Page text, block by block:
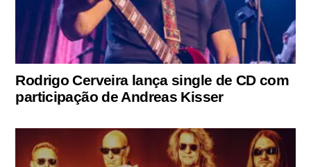
Rodrigo Cerveira lança single de CD com
participação de Andreas Kisser